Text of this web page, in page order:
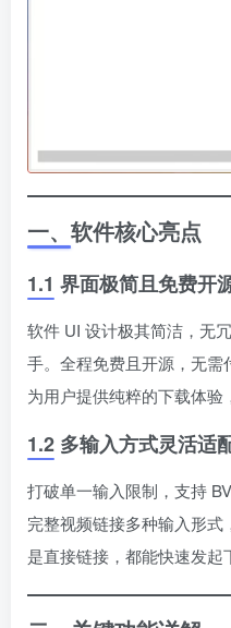
一、软件核心亮点
1.1 界面极简且免费开
软件 UI 设计极其简洁，无
手。全程免费且开源，无需
为用户提供纯粹的下载体验
1.2 多输入方式灵活适
打破单一输入限制，支持
完整视频链接多种输入形
是直接链接，都能快速发起